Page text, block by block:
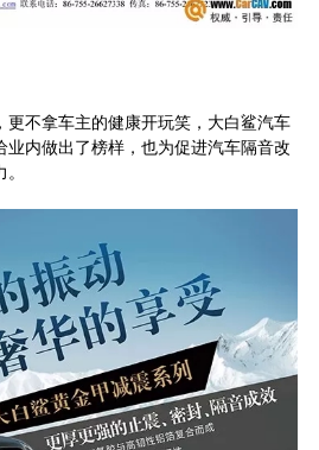
更不拿车主的健康开玩笑，大白鲨汽车
业内做出了榜样，也为促进汽车隔音改